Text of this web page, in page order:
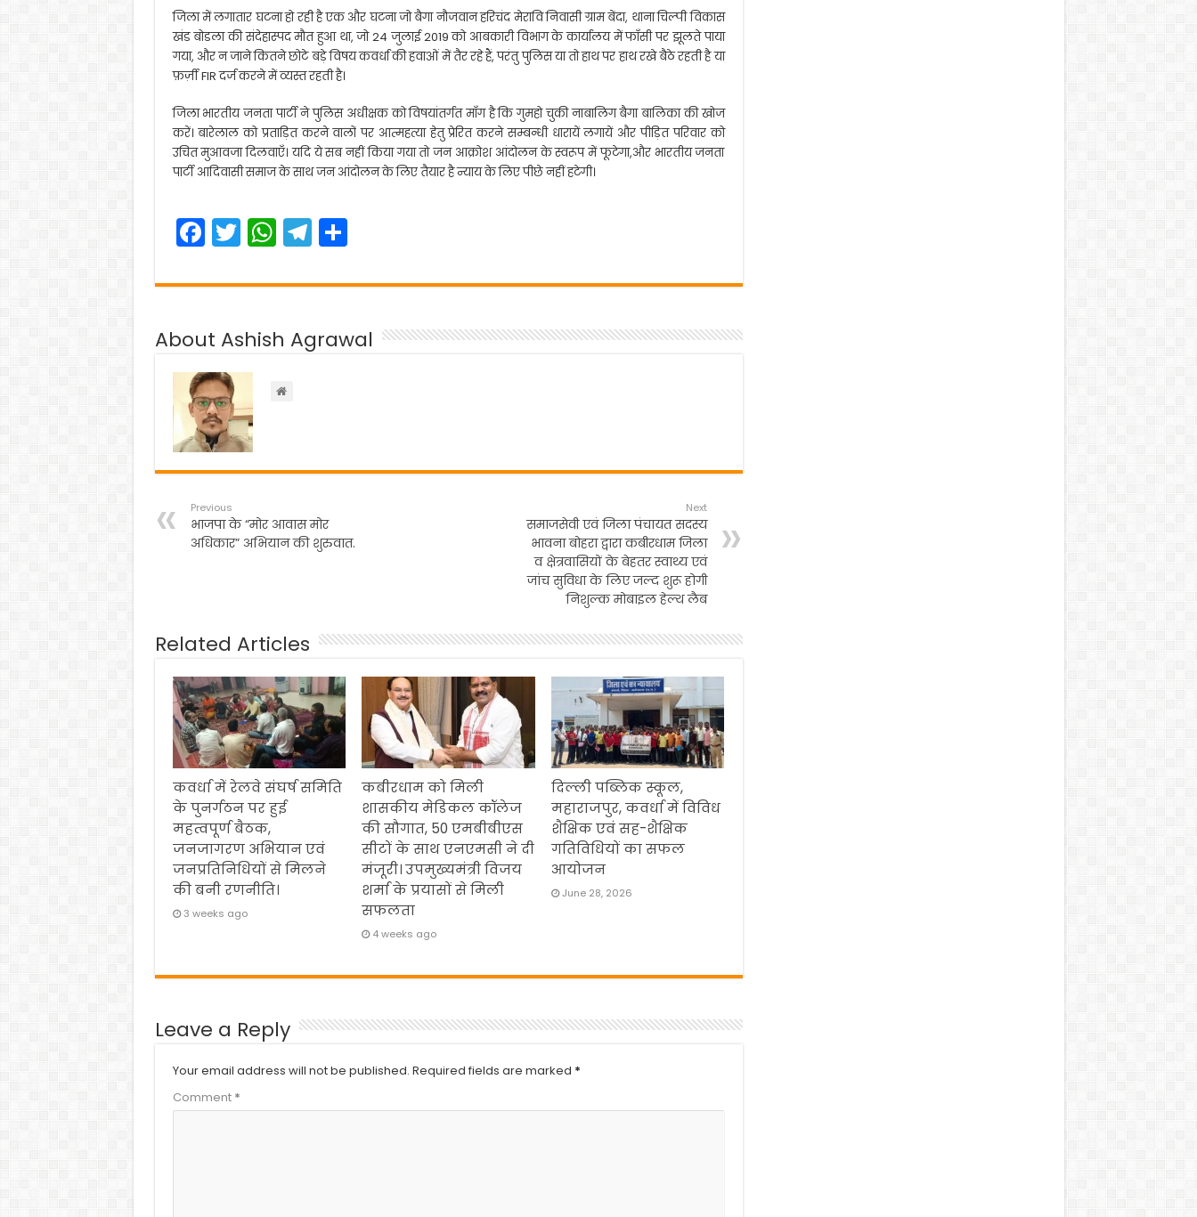
जिला में लगातार घटना हो रही है एक और घटना जो बैगा नौजवान हरिचंद मेरावि निवासी ग्राम बेंदा, थाना चिल्पी विकास
खंड बोडला की संदेहास्पद मौत हुआ था, जो 24 जुलाई 2019 को आबकारी विभाग के कार्यालय में फाँसी पर झूलते पाया
गया, और न जाने कितने छोटे बड़े विषय कवर्धा की हवाओं में तैर रहे हैं, परंतु पुलिस या तो हाथ पर हाथ रखे बैठे रहती है या
फ़र्ज़ी FIR दर्ज करने में व्यस्त रहती है।
जिला भारतीय जनता पार्टी ने पुलिस अधीक्षक को विषयांतर्गत माँग है कि गुमहो चुकी नाबालिग बैगा बालिका की खोज
करें। बारेलाल को प्रताड़ित करने वालों पर आत्महत्या हेतु प्रेरित करने सम्बन्धी धारायें लगायें और पीड़ित परिवार को
उचित मुआवजा दिलवाएँ। यदि ये सब नहीं किया गया तो जन आक्रोश आंदोलन के स्वरूप में फूटेगा,और भारतीय जनता
पार्टी आदिवासी समाज के साथ जन आंदोलन के लिए तैयार है न्याय के लिए पीछे नहीं हटेगी।
F
a
c
b
o
o
k
T
w
itt
W
h
a
A
p
T
el
e
a
S
ar
About Ashish Agrawal
Previous
भाजपा के “मोर आवास मोर
अधिकार” अभियान की शुरुवात.
Next
समाजसेवी एवं जिला पंचायत सदस्य
भावना बोहरा द्वारा कबीरधाम जिला
व क्षेत्रवासियों के बेहतर स्वाथ्य एवं
जांच सुविधा के लिए जल्द शुरू होगी
निशुल्क मोबाइल हेल्थ लैब
Related Articles
कवर्धा में रेलवे संघर्ष समिति
के पुनर्गठन पर हुई
महत्वपूर्ण बैठक,
जनजागरण अभियान एवं
जनप्रतिनिधियों से मिलने
की बनी रणनीति।
3 weeks ago
कबीरधाम को मिली
शासकीय मेडिकल कॉलेज
की सौगात, 50 एमबीबीएस
सीटों के साथ एनएमसी ने दी
मंजूरी। उपमुख्यमंत्री विजय
शर्मा के प्रयासों से मिली
सफलता
4 weeks ago
दिल्ली पब्लिक स्कूल,
महाराजपुर, कवर्धा में विविध
शैक्षिक एवं सह-शैक्षिक
गतिविधियों का सफल
आयोजन
June 28, 2026
Leave a Reply
Your email address will not be published. Required fields are marked *
Comment *